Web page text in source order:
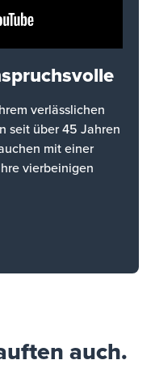
verlässlichen
seit über 45 Jahren
mit einer
vierbeinigen
auch.